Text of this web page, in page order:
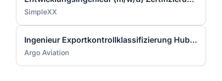
SimpleXX
Ingenieur Exportkontrollklassifizierung Hubschrauberbauteile (m/w/d)
Argo Aviation